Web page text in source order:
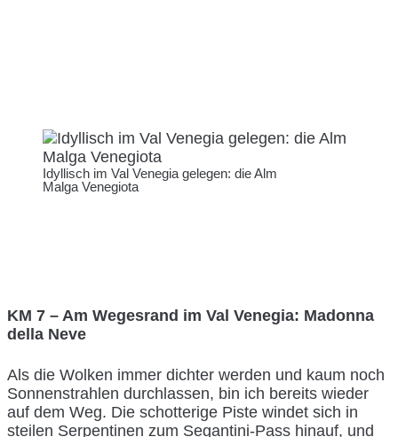
Idyllisch im Val Venegia gelegen: die Alm
Malga Venegiota
KM 7 – Am Wegesrand im Val Venegia: Madonna
della Neve
Als die Wolken immer dichter werden und kaum noch
Sonnenstrahlen durchlassen, bin ich bereits wieder
auf dem Weg. Die schotterige Piste windet sich in
steilen Serpentinen zum Segantini-Pass hinauf, und